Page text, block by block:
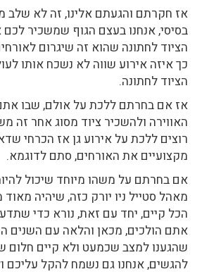
אז חקרתם והגעתם אלינו, זה לא שלב
בסיסי, אנחנו בעצם הגוף שמשכיר
הציוד לחתונה שהוא זה שיגרום
כך איזה אירוע שווה לא נשכח אותו
הציוד לחתונה.
אז אם בחרתם ללכת על אולם, שבו
האווירה ולהשכיר ציוד מסוג אחר זה
רוצים ללכת על אירוע גן אז הכרחי
מקצועיים את האורחים, סתם לדוגמא.
אם בחרתם על משהו מיוחד שיכול
מאהל סטייל ניו יורק כזה, שיהיה
הכל קיים, יחד עם זאת, נורא כדי
אתם הולכים, מכאן והלאה עם השנים
שהגענו למצב שכמעט ולא קיים חלום
להגשים, אנחנו גם נשמח להקל עליכם